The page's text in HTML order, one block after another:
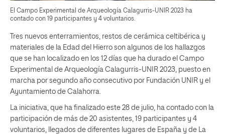
El Campo Experimental de Arqueología Calagurris-UNIR 2023 ha
contado con 19 participantes y 4 voluntarios.
Tres nuevos enterramientos, restos de cerámica celtibérica y
materiales de la Edad del Hierro son algunos de los hallazgos
que se han localizado en los 12 días que ha durado el Campo
Experimental de Arqueología Calagurris-UNIR 2023, puesto en
marcha por segundo año consecutivo por Fundación UNIR y el
Ayuntamiento de Calahorra.
La iniciativa, que ha finalizado este 28 de julio, ha contado con la
participación de más de 20 asistentes, 19 participantes y 4
voluntarios, llegados de diferentes lugares de España y de La